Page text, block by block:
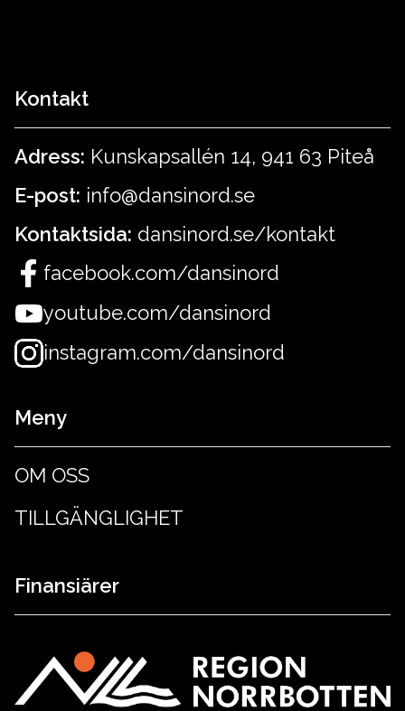
Kontakt
Adress: Kunskapsallén 14, 941 63 Piteå
E-post: info@dansinord.se
Kontaktsida: dansinord.se/kontakt
facebook.com/dansinord
youtube.com/dansinord
instagram.com/dansinord
Meny
OM OSS
TILLGÄNGLIGHET
Finansiärer